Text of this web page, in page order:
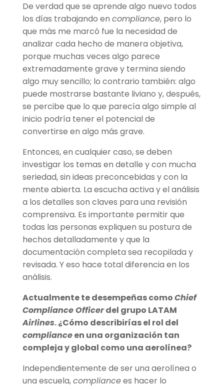
De verdad que se aprende algo nuevo todos
los días trabajando en compliance, pero lo
que más me marcó fue la necesidad de
analizar cada hecho de manera objetiva,
porque muchas veces algo parece
extremadamente grave y termina siendo
algo muy sencillo; lo contrario también: algo
puede mostrarse bastante liviano y, después,
se percibe que lo que parecía algo simple al
inicio podría tener el potencial de
convertirse en algo más grave.
Entonces, en cualquier caso, se deben
investigar los temas en detalle y con mucha
seriedad, sin ideas preconcebidas y con la
mente abierta. La escucha activa y el análisis
a los detalles son claves para una revisión
comprensiva. Es importante permitir que
todas las personas expliquen su postura de
hechos detalladamente y que la
documentación completa sea recopilada y
revisada. Y eso hace total diferencia en los
análisis.
Actualmente te desempeñas comoChief
Compliance Officerdel grupo LATAM
Airlines.¿Cómo describirías el rol del
complianceen una organización tan
compleja y global como una aerolínea?
Independientemente de ser una aerolínea o
una escuela,compliancees hacer lo